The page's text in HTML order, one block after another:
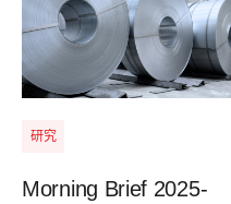
研究
Morning Brief 2025-